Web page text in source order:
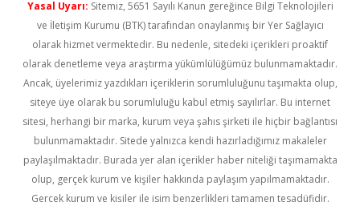
Yasal Uyarı: Sitemiz, 5651 Sayılı Kanun gereğince Bilgi Teknolojileri
ve İletişim Kurumu (BTK) tarafından onaylanmış bir Yer Sağlayıcı
olarak hizmet vermektedir. Bu nedenle, sitedeki içerikleri proaktif
olarak denetleme veya araştırma yükümlülüğümüz bulunmamaktadır.
Ancak, üyelerimiz yazdıkları içeriklerin sorumluluğunu taşımakta olup,
siteye üye olarak bu sorumluluğu kabul etmiş sayılırlar. Bu internet
sitesi, herhangi bir marka, kurum veya şahıs şirketi ile hiçbir bağlantısı
bulunmamaktadır. Sitede yalnızca kendi hazırladığımız makaleler
paylaşılmaktadır. Burada yer alan içerikler haber niteliği taşımamakta
olup, gerçek kurum ve kişiler hakkında paylaşım yapılmamaktadır.
Gerçek kurum ve kişiler ile isim benzerlikleri tamamen tesadüfidir.